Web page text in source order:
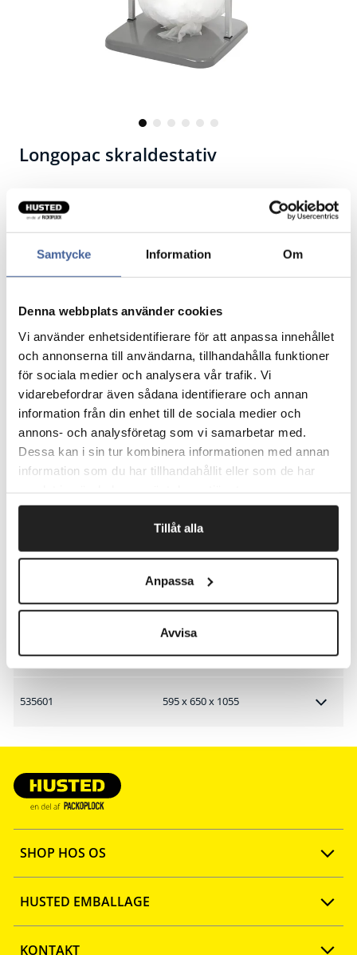
Samtycke Information Om
Denna webbplats använder cookies
Vi använder enhetsidentifierare för att anpassa innehållet
och annonserna till användarna, tillhandahålla funktioner
för sociala medier och analysera vår trafik. Vi
vidarebefordrar även sådana identifierare och annan
information från din enhet till de sociala medier och
annons- och analysföretag som vi samarbetar med.
Dessa kan i sin tur kombinera informationen med annan
information som du har tillhandahållit eller som de har
Tillåt alla
Anpassa
Avvisa
Longopac skraldestativ
Altid en ny sæk på plads!
Udskiftning og lukning finder sted på posens yderside -
ingen kontakt med affaldet.
når sækken udskiftes.
Når du skifter sæk, skal du trække den nye sæk ned på
gulvet. Ingen tunge høje løft som traditionelle
skraldespande.
Affaldsstativet kan vinkles, så det bliver lettere at smide
affald i.
Bundplade med hjul for let at flytte skraldestativet.
Fås i to varianter: Maxi (åbning Ø425 mm) og Mini
(åbning Ø305 mm).
Afsendelse samme dag ved bestilling
inden kl 10
Artikelnr. B x D x H mm
535600 400 x 430 x 850
535601 595 x 650 x 1055
SHOP HOS OS
Opret konto
FAQ
HUSTED EMBALLAGE
Ny webshop
KONTAKT